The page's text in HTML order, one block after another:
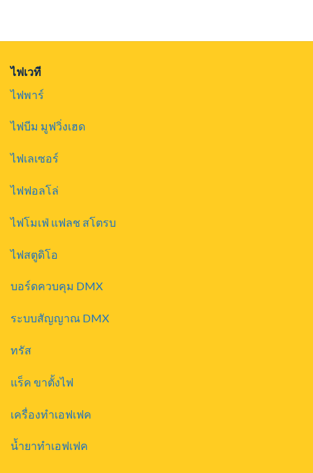
ไฟเวที
ไฟพาร์
ไฟบีม มูฟวิ่งเฮด
ไฟเลเซอร์
ไฟฟอลโล่
ไฟโมเฟ่ แฟลช สโตรบ
ไฟสตูดิโอ
บอร์ดควบคุม DMX
ระบบสัญญาณ DMX
ทรัส
แร็ค ขาตั้งไฟ
เครื่องทำเอฟเฟค
น้ำยาทำเอฟเฟค